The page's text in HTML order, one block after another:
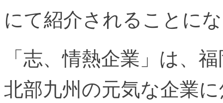
にて紹介されることに
「志、情熱企業」は、
北部九州の元気な企業